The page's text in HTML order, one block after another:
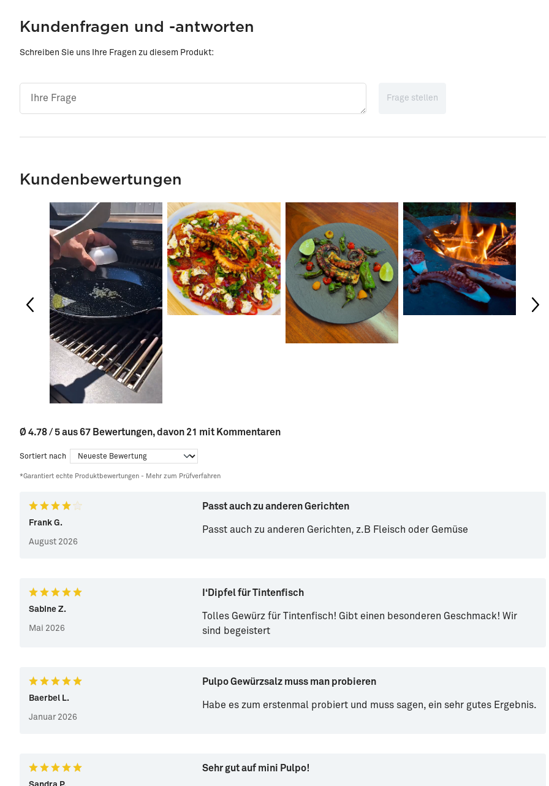
Kundenfragen und -antworten
Schreiben Sie uns Ihre Fragen zu diesem Produkt:
Frage stellen
Kundenbewertungen
Ø 4.78 / 5 aus 67 Bewertungen, davon 21 mit Kommentaren
Sortiert nach
*Garantiert echte Produktbewertungen - Mehr zum Prüfverfahren
Frank G.
August 2026
Passt auch zu anderen Gerichten
Passt auch zu anderen Gerichten, z.B Fleisch oder Gemüse
Sabine Z.
Mai 2026
I‘Dipfel für Tintenfisch
Tolles Gewürz für Tintenfisch! Gibt einen besonderen Geschmack! Wir
sind begeistert
Baerbel L.
Januar 2026
Pulpo Gewürzsalz muss man probieren
Habe es zum erstenmal probiert und muss sagen, ein sehr gutes Ergebnis.
Sehr gut auf mini Pulpo!